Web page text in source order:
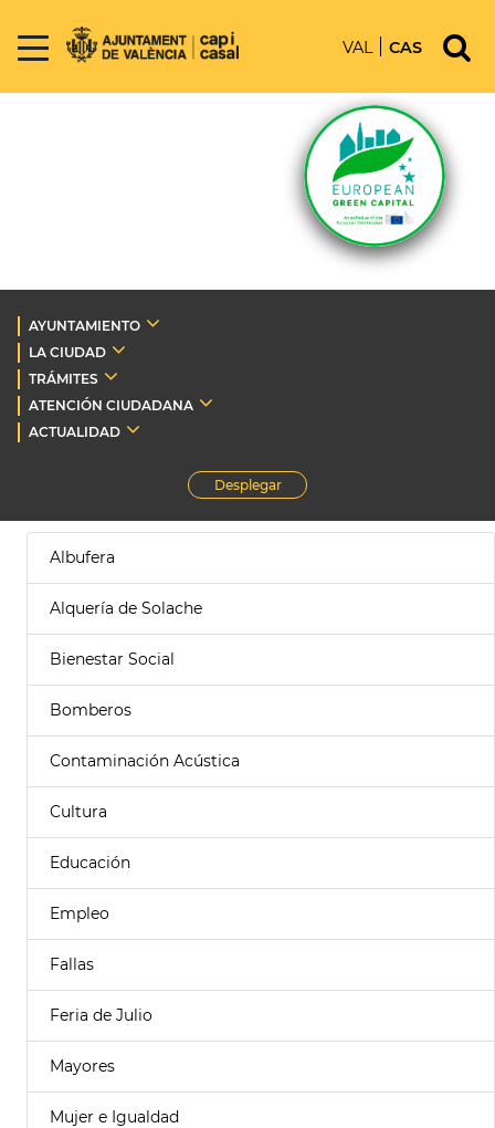
VAL CAS
AYUNTAMIENTO
LA CIUDAD
TRÁMITES
ATENCIÓN CIUDADANA
ACTUALIDAD
Desplegar
Albufera
Alquería de Solache
Bienestar Social
Bomberos
Contaminación Acústica
Cultura
Educación
Empleo
Fallas
Feria de Julio
Mayores
Mujer e Igualdad